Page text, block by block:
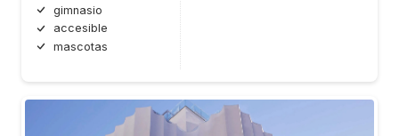
gimnasio
accesible
mascotas